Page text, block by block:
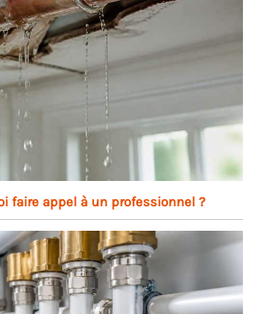
faire appel à un professionnel ?